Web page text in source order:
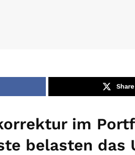
im
belasten das